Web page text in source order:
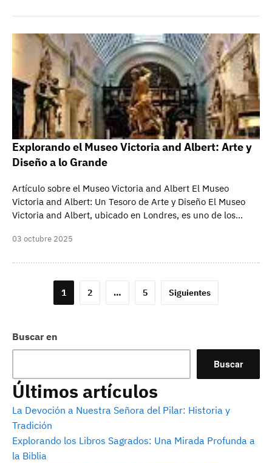
Buscar en
Buscar
Últimos artículos
La Devoción a Nuestra Señora del Pilar: Historia y
Tradición
Explorando los Libros Sagrados: Una Mirada Profunda a
la Biblia
Explorando el Museo Victoria and Albert: Arte y
Diseño a lo Grande
Artículo sobre el Museo Victoria and Albert El Museo
Victoria and Albert: Un Tesoro de Arte y Diseño El Museo
Victoria and Albert, ubicado en Londres, es uno de los…
03 octubre 2025
Paginación
entradas
1 2 … 5 Siguientes